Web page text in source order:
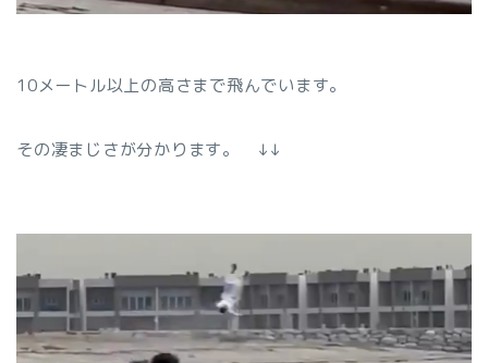
10メートル以上の高さまで飛んでいます。
その凄まじさが分かります。 ↓↓